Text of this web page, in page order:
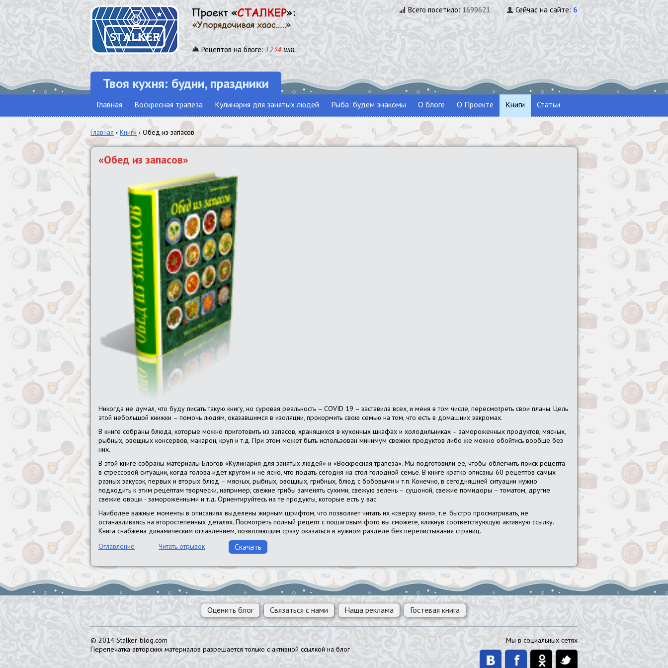
Рецептов на блоге: 1234 шт.
Всего посетило: 1699621 Сейчас на сайте: 6
Твоя кухня: будни, праздники
Главная Воскресная трапеза Кулинария для занятых людей Рыба: будем знакомы О блоге О Проекте Книги Статьи
Главная ‹ Книги‹ Обед из запасов
«Обед из запасов»
Никогда не думал, что буду писать такую книгу, но суровая реальность – COVID 19 – заставила всех, и меня в том числе, пересмотреть свои планы. Цель
этой небольшой книжки – помочь людям, оказавшимся в изоляции, прокормить свою семью на том, что есть в домашних закромах.
В книге собраны блюда, которые можно приготовить из запасов, хранящихся в кухонных шкафах и холодильниках – замороженных продуктов, мясных,
рыбных, овощных консервов, макарон, круп и т.д. При этом может быть использован минимум свежих продуктов либо же можно обойтись вообще без
них.
В этой книге собраны материалы Блогов «Кулинария для занятых людей» и «Воскресная трапеза». Мы подготовили её, чтобы облегчить поиск рецепта
в стрессовой ситуации, когда голова идёт кругом и не ясно, что подать сегодня на стол голодной семье. В книге кратко описаны 60 рецептов самых
разных закусок, первых и вторых блюд – мясных, рыбных, овощных, грибных, блюд с бобовыми и т.п. Конечно, в сегодняшней ситуации нужно
подходить к этим рецептам творчески, например, свежие грибы заменять сухими, свежую зелень – сушоной, свежие помидоры – томатом, другие
свежие овощи - замороженными и т.д. Ориентируйтесь на те продукты, которые есть у вас.
Наиболее важные моменты в описаниях выделены жирным шрифтом, что позволяет читать их «сверху вниз», т.е. быстро просматривать, не
останавливаясь на второстепенных деталях. Посмотреть полный рецепт с пошаговым фото вы сможете, кликнув соответствующую активную ссылку.
Книга снабжена динамическим оглавлением, позволяющим сразу оказаться в нужном разделе без перелистывания страниц.
Оглавление
Читать отрывок Скачать
Оценить блог Связаться с нами Наша реклама Гостевая книга
© 2014 Stalker-blog.com
Перепечатка авторских материалов разрешается только с активной ссылкой на блог
Мы в социальных сетях